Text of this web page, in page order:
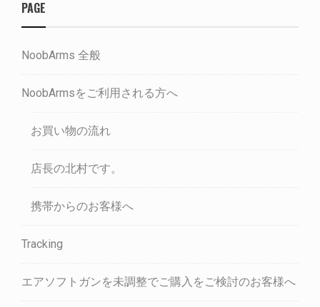
PAGE
NoobArms 全般
NoobArmsをご利用される方へ
お買い物の流れ
店長の北村です。
携帯からのお客様へ
Tracking
エアソフトガンを未調整でご購入をご検討のお客様へ